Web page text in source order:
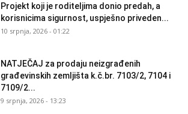
Projekt koji je roditeljima donio predah, a
korisnicima sigurnost, uspješno priveden...
10 srpnja, 2026 - 01:22
NATJEČAJ za prodaju neizgrađenih
građevinskih zemljišta k.č.br. 7103/2, 7104 i
7109/2...
9 srpnja, 2026 - 13:23